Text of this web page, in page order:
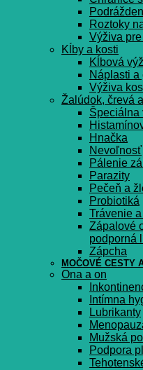
Roztoky
Výživa
Kĺby a kosti
Kĺbová
Náplasti a
Výživa
Žalúdok, črevá
Špeciálna
Hnačka
Nevoľnosť
Pálenie
Parazity
Pečeň a
Probiotiká
Trávenie
Zápalové
podporná
Zápcha
MOČOVÉ CESTY
Ona a on
Intímna
Lubrikanty
Mužská
Podpora